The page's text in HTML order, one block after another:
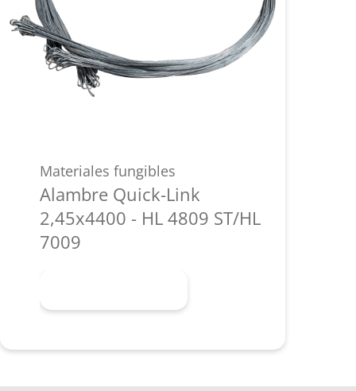
Materiales fungibles
Alambre Quick-Link
2,45x4400 - HL 4809 ST/HL
7009